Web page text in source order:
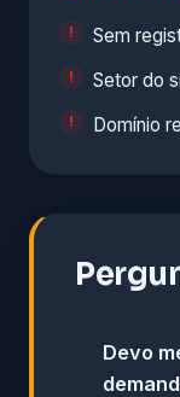
Sem
Setor do
Domínio
Devo